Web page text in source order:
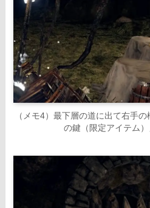
（メモ4）最下層の道に出て右手
の鍵（限定アイテム）